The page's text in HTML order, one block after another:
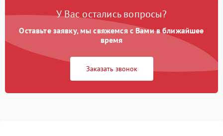
У Вас остались вопросы?
Оставьте заявку, мы свяжемся с Вами в ближайшее
время
Заказать звонок